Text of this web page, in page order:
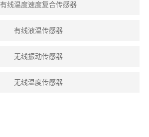
有线温度速度复合传感器
有线液温传感器
无线振动传感器
无线温度传感器